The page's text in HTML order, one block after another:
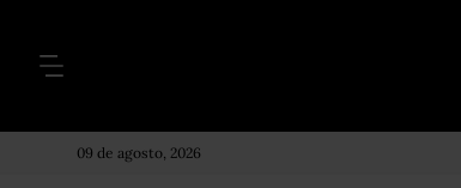
09 de agosto, 2026